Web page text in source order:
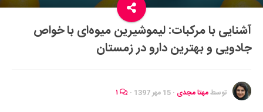
سفر و گردشگری
ایران گردی
جهان گردی
موفقیت و مهارت‌های فردی
آشنایی با مرکبات: لیموشیرین میوه‌ای با خواص
جادویی و بهترین دارو در زمستان
توسطمهتا مجدی · 15 مهر 1397 ·